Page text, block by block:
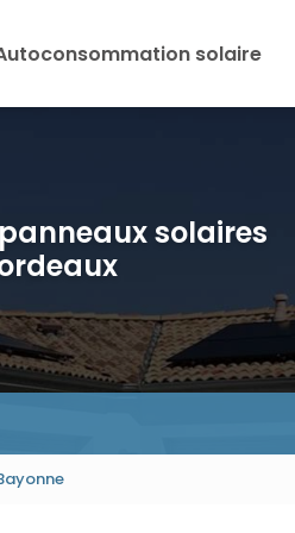
solaire
solaires